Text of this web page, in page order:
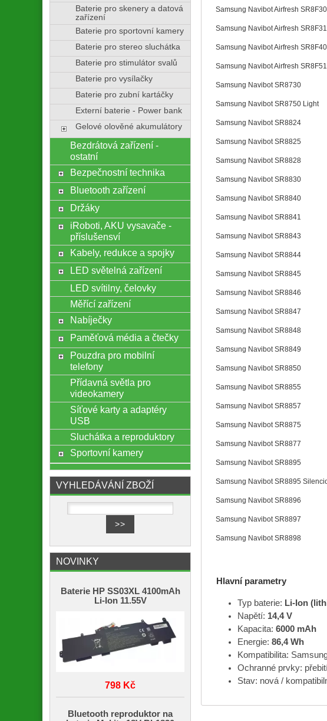
Samsung Navibot Airfresh SR8F30
Samsung Navibot Airfresh SR8F31
Samsung Navibot Airfresh SR8F40
Samsung Navibot Airfresh SR8F51
Samsung Navibot SR8730
Samsung Navibot SR8750 Light
Samsung Navibot SR8824
Samsung Navibot SR8825
Samsung Navibot SR8828
Samsung Navibot SR8830
Samsung Navibot SR8840
Samsung Navibot SR8841
Samsung Navibot SR8843
Samsung Navibot SR8844
Samsung Navibot SR8845
Samsung Navibot SR8846
Samsung Navibot SR8847
Samsung Navibot SR8848
Samsung Navibot SR8849
Samsung Navibot SR8850
Samsung Navibot SR8855
Samsung Navibot SR8857
Samsung Navibot SR8875
Samsung Navibot SR8877
Samsung Navibot SR8895
Samsung Navibot SR8895
Samsung Navibot SR8896
Samsung Navibot SR8897
Samsung Navibot SR8898
Hlavní parametry
Typ baterie: Li-Ion
Napětí: 14,4 V
Kapacita: 6000 mAh
Energie: 86,4 Wh
Kompatibilita:
Ochranné prvky:
Stav: nová /
Baterie pro skenery a datová
zařízení
Baterie pro sportovní kamery
Baterie pro stereo sluchátka
Baterie pro stimulátor svalů
Baterie pro vysílačky
Baterie pro zubní kartáčky
Externí baterie - Power bank
Gelové olověné akumulátory
Bezdrátová zařízení -
ostatní
Bezpečnostní technika
Bluetooth zařízení
Držáky
iRoboti, AKU vysavače -
příslušensví
Kabely, redukce a spojky
LED světelná zařízení
LED svítilny, čelovky
Měřící zařízení
Nabíječky
Paměťová média a čtečky
Pouzdra pro mobilní
telefony
Přídavná světla pro
videokamery
Síťové karty a adaptéry
USB
Sluchátka a reproduktory
Sportovní kamery
VYHLEDÁVÁNÍ ZBOŽÍ
NOVINKY
Baterie HP SS03XL 4100mAh
Li-Ion 11.55V
798 Kč
Bluetooth reproduktor na